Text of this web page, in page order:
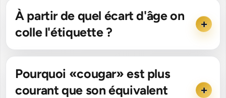
À partir de quel écart d'âge on
colle l'étiquette ?
Pourquoi «cougar» est plus
courant que son équivalent